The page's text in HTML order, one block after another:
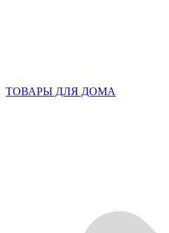
ТОВАРЫ ДЛЯ ДОМА